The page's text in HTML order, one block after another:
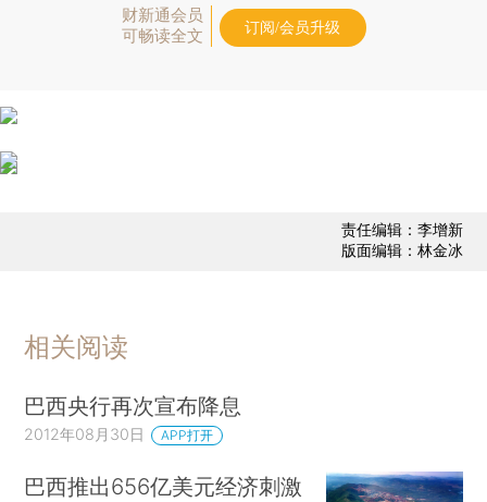
财新通会员
可畅读全文
订阅/会员升级
责任编辑：李增新
版面编辑：林金冰
相关阅读
巴西央行再次宣布降息
2012年08月30日 APP打开
巴西推出656亿美元经济刺激